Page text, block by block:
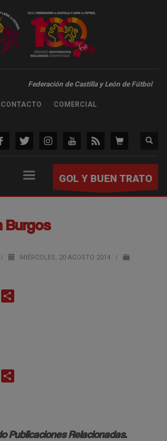
Federación de Castilla y León de Fútbol
CONTACTO
COMERCIAL
GOL Y BUEN TRATO
Burgos
/ MIÉRCOLES, 20 AGOSTO 2014
/
WhatsApp
WhatsApp
Publicaciones Relacionadas.